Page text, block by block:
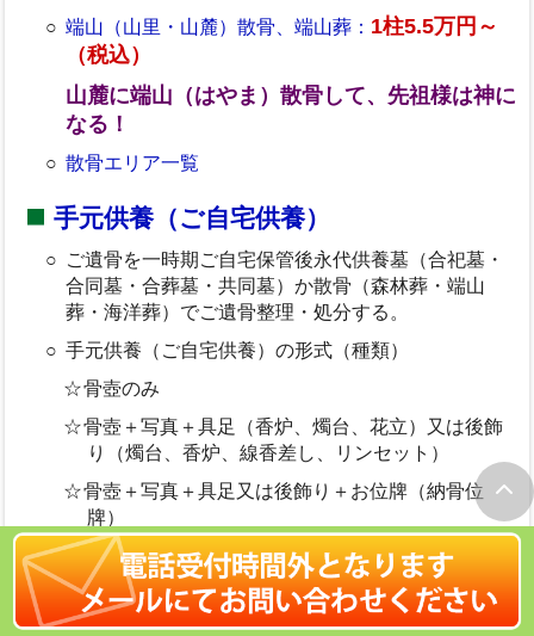
端山（山里・山麓）散骨、端山葬： 1柱5.5万円～
（税込）
山麓に端山（はやま）散骨して、先祖様は神に
なる！
散骨エリア一覧
手元供養（ご自宅供養）
ご遺骨を一時期ご自宅保管後永代供養墓（合祀墓・
合同墓・合葬墓・共同墓）か散骨（森林葬・端山
葬・海洋葬）でご遺骨整理・処分する。
手元供養（ご自宅供養）の形式（種類）
骨壺のみ
骨壺＋写真＋具足（香炉、燭台、花立）又は後飾
り（燭台、香炉、線香差し、リンセット）
骨壺＋写真＋具足又は後飾り＋お位牌（納骨位
牌）
ご遺骨の宝飾化（ダイヤモンド・真珠など）
ペンダントへの納骨